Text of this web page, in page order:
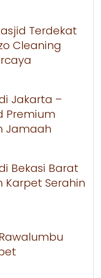
Terdekat
Cleaning
Jakarta –
Premium
Jamaah
Bekasi Barat
Karpet Serahin